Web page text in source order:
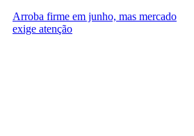
Arroba firme em junho, mas mercado
exige atenção